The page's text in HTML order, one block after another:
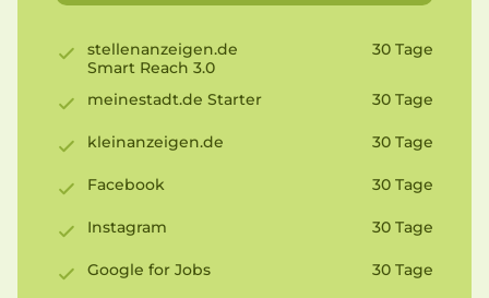
stellenanzeigen.de
Smart Reach 3.0
30 Tage
meinestadt.de Starter 30 Tage
kleinanzeigen.de 30 Tage
Facebook 30 Tage
Instagram 30 Tage
Google for Jobs 30 Tage